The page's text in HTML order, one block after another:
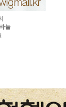
늘